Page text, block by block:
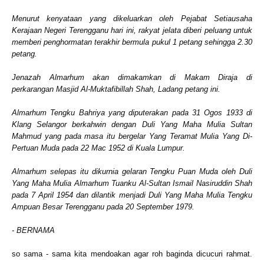
Menurut kenyataan yang dikeluarkan oleh Pejabat Setiausaha
Kerajaan Negeri Terengganu hari ini, rakyat jelata diberi peluang untuk
memberi penghormatan terakhir bermula pukul 1 petang sehingga 2.30
petang.
Jenazah Almarhum akan dimakamkan di Makam Diraja di
perkarangan Masjid Al-Muktafibillah Shah, Ladang petang ini.
Almarhum Tengku Bahriya yang diputerakan pada 31 Ogos 1933 di
Klang Selangor berkahwin dengan Duli Yang Maha Mulia Sultan
Mahmud yang pada masa itu bergelar Yang Teramat Mulia Yang Di-
Pertuan Muda pada 22 Mac 1952 di Kuala Lumpur.
Almarhum selepas itu dikurnia gelaran Tengku Puan Muda oleh Duli
Yang Maha Mulia Almarhum Tuanku Al-Sultan Ismail Nasiruddin Shah
pada 7 April 1954 dan dilantik menjadi Duli Yang Maha Mulia Tengku
Ampuan Besar Terengganu pada 20 September 1979.
- BERNAMA
so sama - sama kita mendoakan agar roh baginda dicucuri rahmat.